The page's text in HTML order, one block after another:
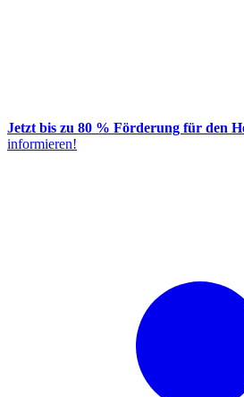
Jetzt bis zu 80 % Förderung für den
informieren!